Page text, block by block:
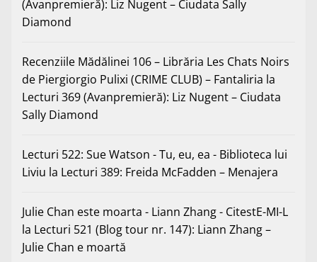
(Avanpremieră): Liz Nugent – Ciudata Sally
Diamond
Recenziile Mădălinei 106 – Librăria Les Chats Noirs
de Piergiorgio Pulixi (CRIME CLUB) – Fantaliria la
Lecturi 369 (Avanpremieră): Liz Nugent – Ciudata
Sally Diamond
Lecturi 522: Sue Watson - Tu, eu, ea - Biblioteca lui
Liviu la Lecturi 389: Freida McFadden – Menajera
Julie Chan este moarta - Liann Zhang - CitestE-MI-L
la Lecturi 521 (Blog tour nr. 147): Liann Zhang –
Julie Chan e moartă